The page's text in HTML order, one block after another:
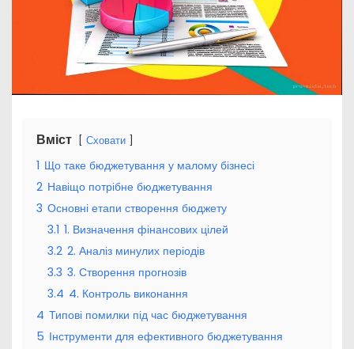
Вміст Сховати
1 Що таке бюджетування у малому бізнесі
2 Навіщо потрібне бюджетування
3 Основні етапи створення бюджету
3.1 1. Визначення фінансових цілей
3.2 2. Аналіз минулих періодів
3.3 3. Створення прогнозів
3.4 4. Контроль виконання
4 Типові помилки під час бюджетування
5 Інструменти для ефективного бюджетування